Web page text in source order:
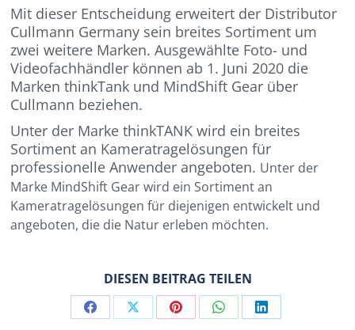
Mit dieser Entscheidung erweitert der Distributor
Cullmann Germany sein breites Sortiment um
zwei weitere Marken. Ausgewählte Foto- und
Videofachhändler können ab 1. Juni 2020 die
Marken thinkTank und MindShift Gear über
Cullmann beziehen.
Unter der Marke thinkTANK wird ein breites
Sortiment an Kameratragelösungen für
professionelle Anwender angeboten. Unter der
Marke MindShift Gear wird ein Sortiment an
Kameratragelösungen für diejenigen entwickelt und
angeboten, die die Natur erleben möchten.
DIESEN BEITRAG TEILEN
Share Share Share Share Share